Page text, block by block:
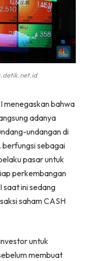
menegaskan bahwa
adanya
undangan di
berfungsi sebagai
pasar untuk
perkembangan
saat ini sedang
saham CASH
untuk
membuat